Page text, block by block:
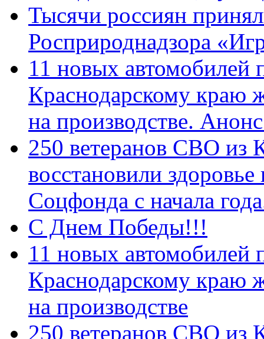
Тысячи россиян
Росприроднадзора
11 новых автомобилей
Краснодарскому краю
на производстве.
250 ветеранов СВО из
восстановили
Соцфонда с начала
С Днем Победы!!!
11 новых автомобилей
Краснодарскому краю
на производстве
250 ветеранов СВО из